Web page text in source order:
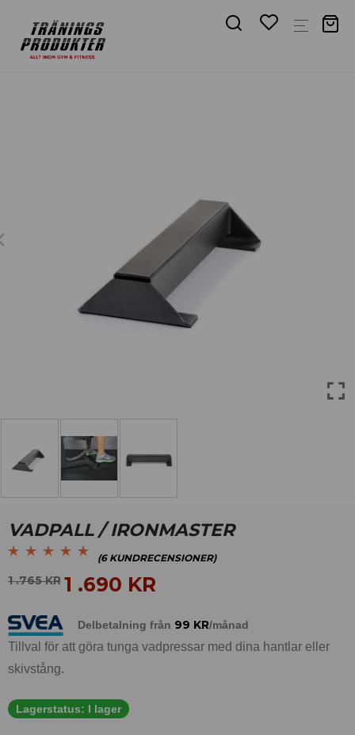
VADPALL / IRONMASTER
kundrecensioner
(6KUNDRECENSIONER)
1 .765KR 1 .690 KR
Delbetalning från 99 KR/månad
Tillval för att göra tunga vadpressar med dina hantlar eller
skivstång.
Lagerstatus: I lager